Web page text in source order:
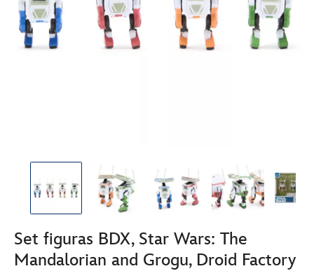
Set figuras BDX, Star Wars: The
Mandalorian and Grogu, Droid Factory